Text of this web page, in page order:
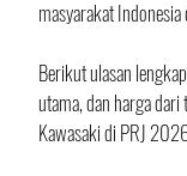
masyarakat
​Berikut ulasan
utama, dan harga
Kawasaki di PRJ